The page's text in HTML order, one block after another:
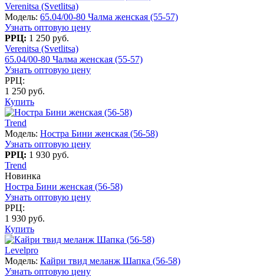
Verenitsa (Svetlitsa)
Модель: 65.04/00-80 Чалма женская (55-57)
Узнать оптовую цену
РРЦ: 1 250 руб.
Verenitsa (Svetlitsa)
65.04/00-80 Чалма женская (55-57)
Узнать оптовую цену
РРЦ:
1 250 руб.
Купить
Trend
Модель: Ностра Бини женская (56-58)
Узнать оптовую цену
РРЦ: 1 930 руб.
Trend
Новинка
Ностра Бини женская (56-58)
Узнать оптовую цену
РРЦ:
1 930 руб.
Купить
Levelpro
Модель: Кайри твид меланж Шапка (56-58)
Узнать оптовую цену